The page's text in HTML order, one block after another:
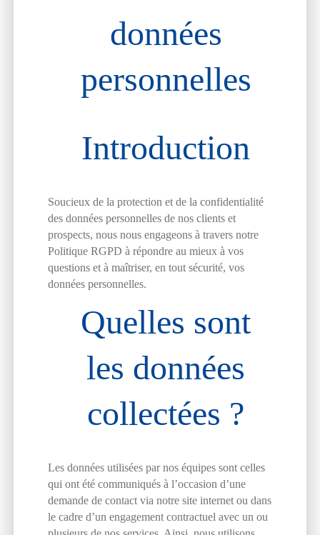
données
personnelles
Introduction
Soucieux de la protection et de la confidentialité
des données personnelles de nos clients et
prospects, nous nous engageons à travers notre
Politique RGPD à répondre au mieux à vos
questions et à maîtriser, en tout sécurité, vos
données personnelles.
Quelles sont
les données
collectées ?
Les données utilisées par nos équipes sont celles
qui ont été communiqués à l’occasion d’une
demande de contact via notre site internet ou dans
le cadre d’un engagement contractuel avec un ou